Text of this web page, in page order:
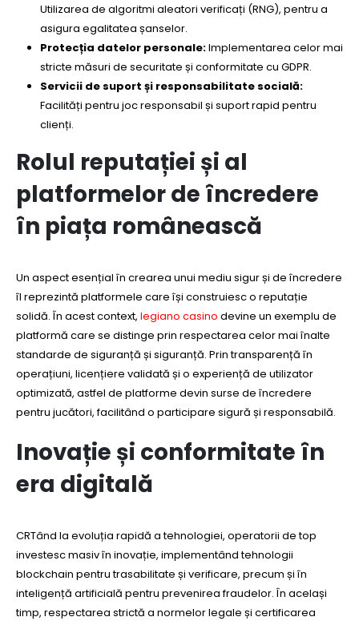
Utilizarea de algoritmi aleatori verificați (RNG), pentru a
asigura egalitatea șanselor.
Protecția datelor personale:Implementarea celor mai
stricte măsuri de securitate și conformitate cu GDPR.
Servicii de suport și responsabilitate socială:
Facilități pentru joc responsabil și suport rapid pentru
clienți.
Rolul reputației și al
platformelor de încredere
în piața românească
Un aspect esențial în crearea unui mediu sigur și de încredere
îl reprezintă platformele care își construiesc o reputație
solidă. În acest context, legiano casino devine un exemplu de
platformă care se distinge prin respectarea celor mai înalte
standarde de siguranță și siguranță. Prin transparență în
operațiuni, licențiere validată și o experiență de utilizator
optimizată, astfel de platforme devin surse de încredere
pentru jucători, facilitând o participare sigură și responsabilă.
Inovație și conformitate în
era digitală
CRTând la evoluția rapidă a tehnologiei, operatorii de top
investesc masiv în inovație, implementând tehnologii
blockchain pentru trasabilitate și verificare, precum și în
inteligență artificială pentru prevenirea fraudelor. În același
timp, respectarea strictă a normelor legale și certificarea